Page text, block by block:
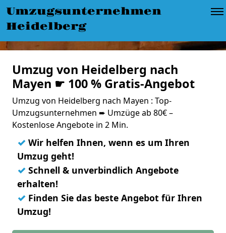
Umzugsunternehmen
Heidelberg
Umzug von Heidelberg nach
Mayen ☛ 100 % Gratis-Angebot
Umzug von Heidelberg nach Mayen : Top-
Umzugsunternehmen ➨ Umzüge ab 80€ –
Kostenlose Angebote in 2 Min.
✓ Wir helfen Ihnen, wenn es um Ihren
Umzug geht!
✓ Schnell & unverbindlich Angebote
erhalten!
✓ Finden Sie das beste Angebot für Ihren
Umzug!